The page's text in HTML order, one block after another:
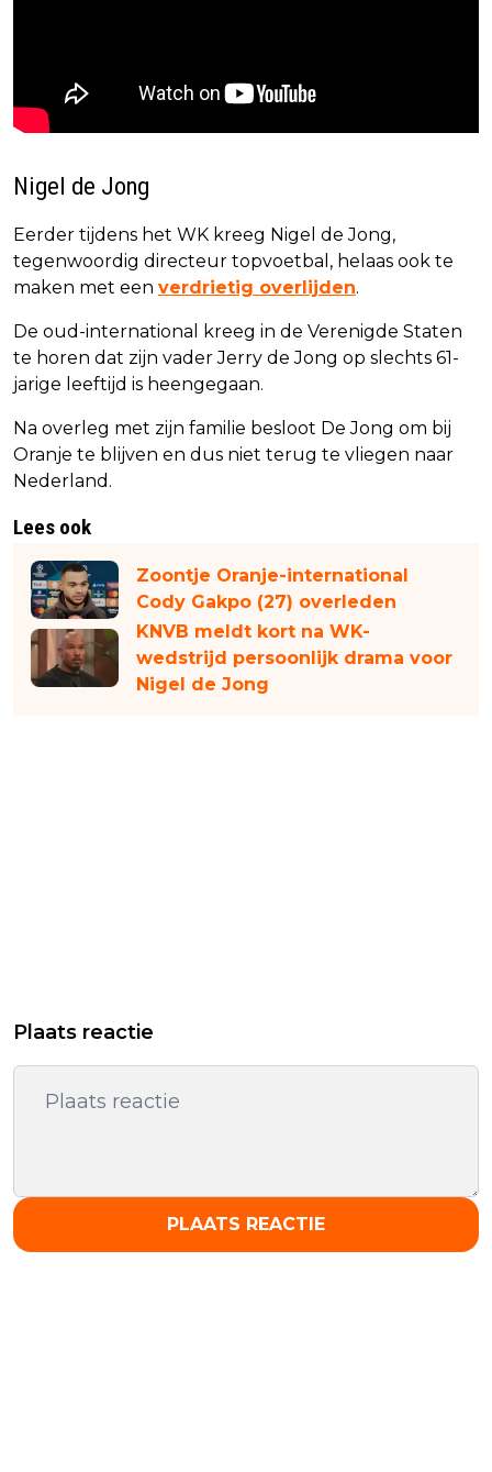
Nigel de Jong
Eerder tijdens het WK kreeg Nigel de Jong,
tegenwoordig directeur topvoetbal, helaas ook te
maken met een verdrietig overlijden.
De oud-international kreeg in de Verenigde Staten
te horen dat zijn vader Jerry de Jong op slechts 61-
jarige leeftijd is heengegaan.
Na overleg met zijn familie besloot De Jong om bij
Oranje te blijven en dus niet terug te vliegen naar
Nederland.
Lees ook
Zoontje Oranje-international
Cody Gakpo (27) overleden
KNVB meldt kort na WK-
wedstrijd persoonlijk drama voor
Nigel de Jong
Plaats reactie
PLAATS REACTIE